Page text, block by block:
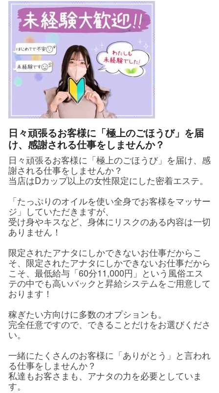
日々頑張るお客様に「極上のごほうび」を届
け、感謝される仕事をしませんか？
日々頑張るお客様に「極上のごほうび」を届け、感
謝される仕事をしませんか？
当店はDカップ以上の女性限定にした密着エステ。
「たっぷりのオイルを使い全身でお客様をマッサー
ジ」していただきますが、
受け身やキスなど、身体にリスクのある内容は一切
ありません！
限定されたアナタにしかできないお仕事だからこ
そ、限定されたアナタにしかできないお仕事だから
こそ、最低給与「60分11,000円」という風俗エス
テの中でも高いバックと昇給システムをご用意して
おります！
稼ぎたい方向けに多数のオプションも。
完全任意ですので、できることだけをお選びくださ
い。
一緒にたくさんのお客様に「ありがとう」と言われ
る仕事をしませんか？
私達もお客さまも、アナタの力を必要としていま
す。